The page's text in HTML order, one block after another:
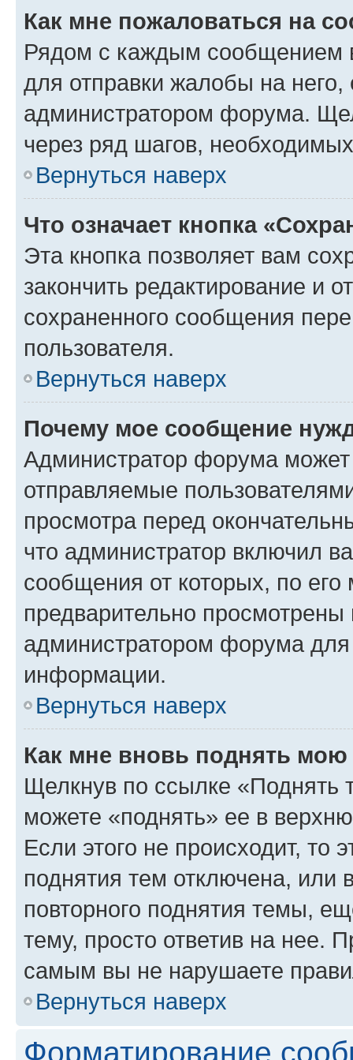
Как мне пожаловаться на
Рядом с каждым сообщением
для отправки жалобы на
администратором форума.
через ряд шагов,
Вернуться наверх
Что означает кнопка
Эта кнопка позволяет вам
закончить редактирование и
сохраненного сообщения
пользователя.
Вернуться наверх
Почему мое сообщение
Администратор форума
отправляемые
просмотра перед
что администратор включил
сообщения от которых, по
предварительно
администратором форума
информации.
Вернуться наверх
Как мне вновь поднять мою
Щелкнув по ссылке «Поднять
можете «поднять» ее в
Если этого не происходит, то
поднятия тем отключена, или
повторного поднятия темы,
тему, просто ответив на нее.
самым вы не нарушаете
Вернуться наверх
Форматирование